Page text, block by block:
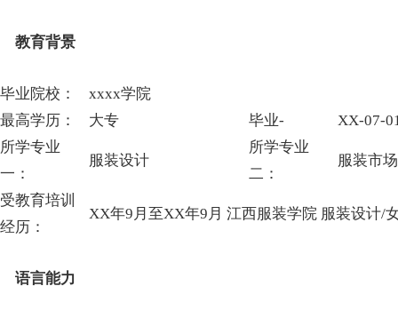
教育背景
毕业院校：
xxxx学院
最高学历：
大专 毕业-
XX-07-
所学专业
一：
服装设计
所学专业
二：
服装市
受教育培训
经历：
XX年9月至XX年9月 江西服装学院 服装设计/
语言能力